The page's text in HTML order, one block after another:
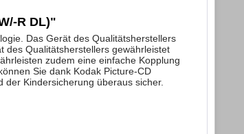
R DL)"
Das Gerät des Qualitätsherstellers
des Qualitätsherstellers gewährleistet
zudem eine einfache Kopplung
Sie dank Kodak Picture-CD
Kindersicherung überaus sicher.